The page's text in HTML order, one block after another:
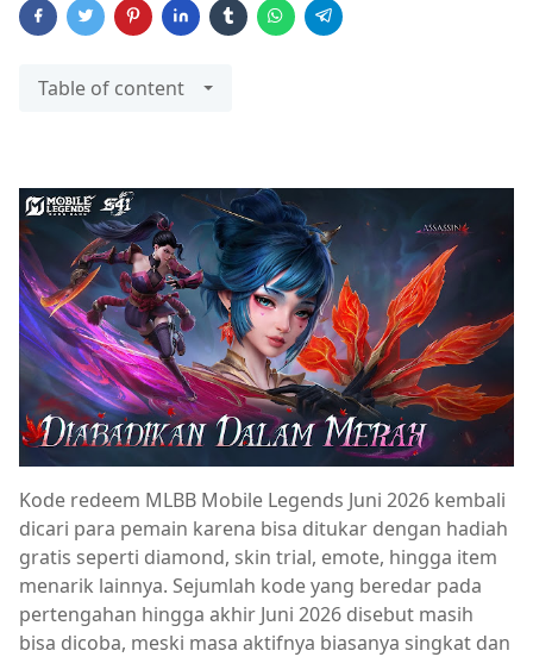
Table of content
Kode redeem MLBB Mobile Legends Juni 2026 kembali
dicari para pemain karena bisa ditukar dengan hadiah
gratis seperti diamond, skin trial, emote, hingga item
menarik lainnya. Sejumlah kode yang beredar pada
pertengahan hingga akhir Juni 2026 disebut masih
bisa dicoba, meski masa aktifnya biasanya singkat dan